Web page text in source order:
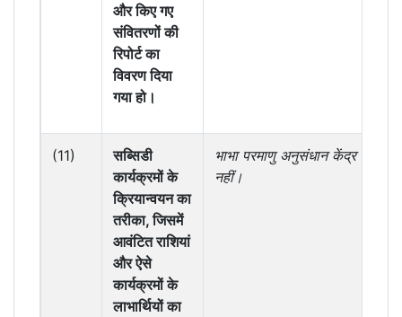
और किए गए
संवितरणों की
रिपोर्ट का
विवरण दिया
गया हो।
(11)
सब्सिडी
कार्यक्रमों के
क्रियान्वयन का
तरीका, जिसमें
आवंटित राशियां
और ऐसे
कार्यक्रमों के
लाभार्थियों का
भाभा परमाणु अनुसंधान केंद्र के लिए
नहीं।